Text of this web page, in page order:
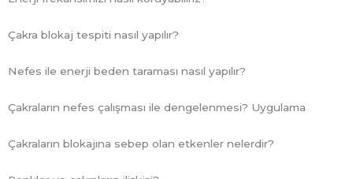
Çakra blokaj tespiti nasıl yapılır?
Nefes ile enerji beden taraması nasıl yapılır?
Çakraların nefes çalışması ile dengelenmesi? Uygulama
Çakraların blokajına sebep olan etkenler nelerdir?